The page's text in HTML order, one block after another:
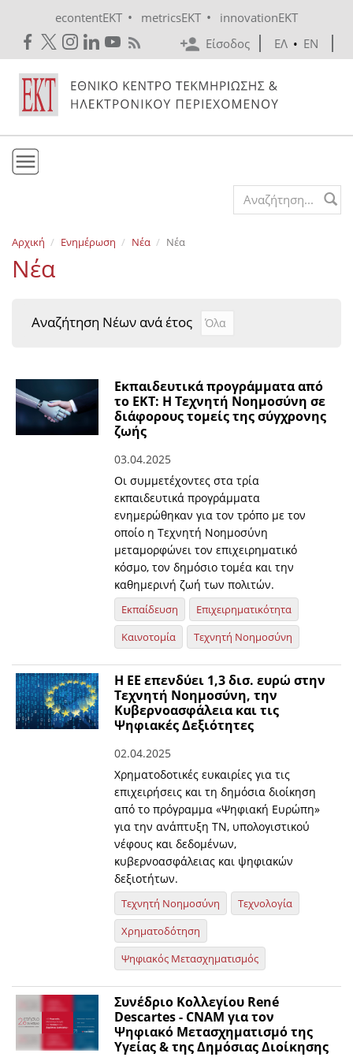
econtentEKT • metricsEKT •
innovationEKT
Είσοδος
ΕΛ • EN
Εκδόσεις
Ενημέρωση
Search form
Αρχική Ενημέρωση Νέα Νέα
Νέα
Αναζήτηση Νέων ανά έτος Αναζήτηση Νέων ανά
Year
Εκπαιδευτικά προγράμματα από
το ΕΚΤ: Η Τεχνητή Νοημοσύνη σε
διάφορους τομείς της σύγχρονης
ζωής
03.04.2025
Οι συμμετέχοντες στα τρία
εκπαιδευτικά προγράμματα
ενημερώθηκαν για τον τρόπο με τον
οποίο η Τεχνητή Νοημοσύνη
μεταμορφώνει τον επιχειρηματικό
κόσμο, τον δημόσιο τομέα και την
καθημερινή ζωή των πολιτών.
Εκπαίδευση
Επιχειρηματικότητα
Καινοτομία
Τεχνητή Νοημοσύνη
Η ΕΕ επενδύει 1,3 δισ. ευρώ στην
Τεχνητή Νοημοσύνη, την
Κυβερνοασφάλεια και τις
Ψηφιακές Δεξιότητες
02.04.2025
Χρηματοδοτικές ευκαιρίες για τις
επιχειρήσεις και τη δημόσια διοίκηση
από το πρόγραμμα «Ψηφιακή Ευρώπη»
για την ανάπτυξη ΤΝ, υπολογιστικού
νέφους και δεδομένων,
κυβερνοασφάλειας και ψηφιακών
δεξιοτήτων.
Τεχνητή Νοημοσύνη
Τεχνολογία
Χρηματοδότηση
Ψηφιακός Μετασχηματισμός
Συνέδριο Κολλεγίου René
Descartes - CNAM για τον
Ψηφιακό Μετασχηματισμό της
Υγείας & της Δημόσιας Διοίκησης